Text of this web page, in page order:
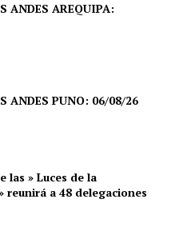
ANDES AREQUIPA:
ANDES PUNO: 06/08/26
las » Luces de la
reunirá a 48 delegaciones